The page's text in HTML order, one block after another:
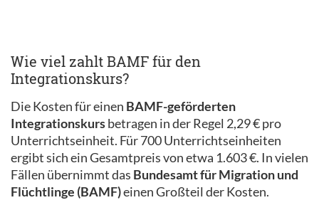
Wie viel zahlt BAMF für den
Integrationskurs?
Die Kosten für einen BAMF-geförderten
Integrationskursbetragen in der Regel 2,29 € pro
Unterrichtseinheit. Für 700 Unterrichtseinheiten
ergibt sich ein Gesamtpreis von etwa 1.603 €. In vielen
Fällen übernimmt das Bundesamt für Migration und
Flüchtlinge (BAMF)einen Großteil der Kosten.